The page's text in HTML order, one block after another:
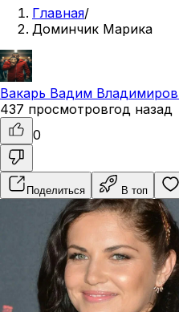
Главная/
Доминчик Марика
Вакарь Вадим
437 просмотровгод назад
0
Поделиться В топ